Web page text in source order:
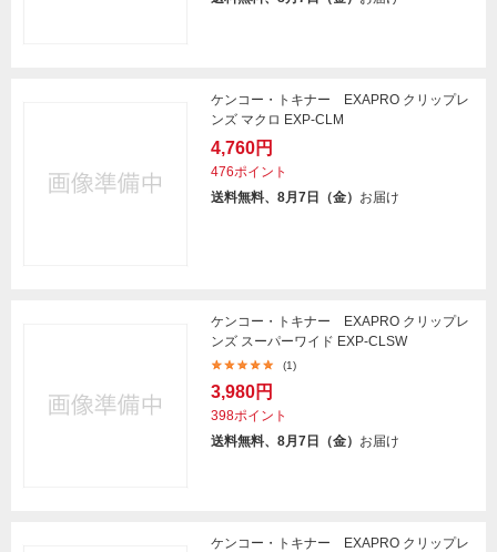
ケンコー・トキナー EXAPRO クリップレ
ンズ マクロ EXP-CLM
4,760円
476ポイント
送料無料、8月7日（金） お届け
ケンコー・トキナー EXAPRO クリップレ
ンズ スーパーワイド EXP-CLSW
(1)
3,980円
398ポイント
送料無料、8月7日（金） お届け
ケンコー・トキナー EXAPRO クリップレ